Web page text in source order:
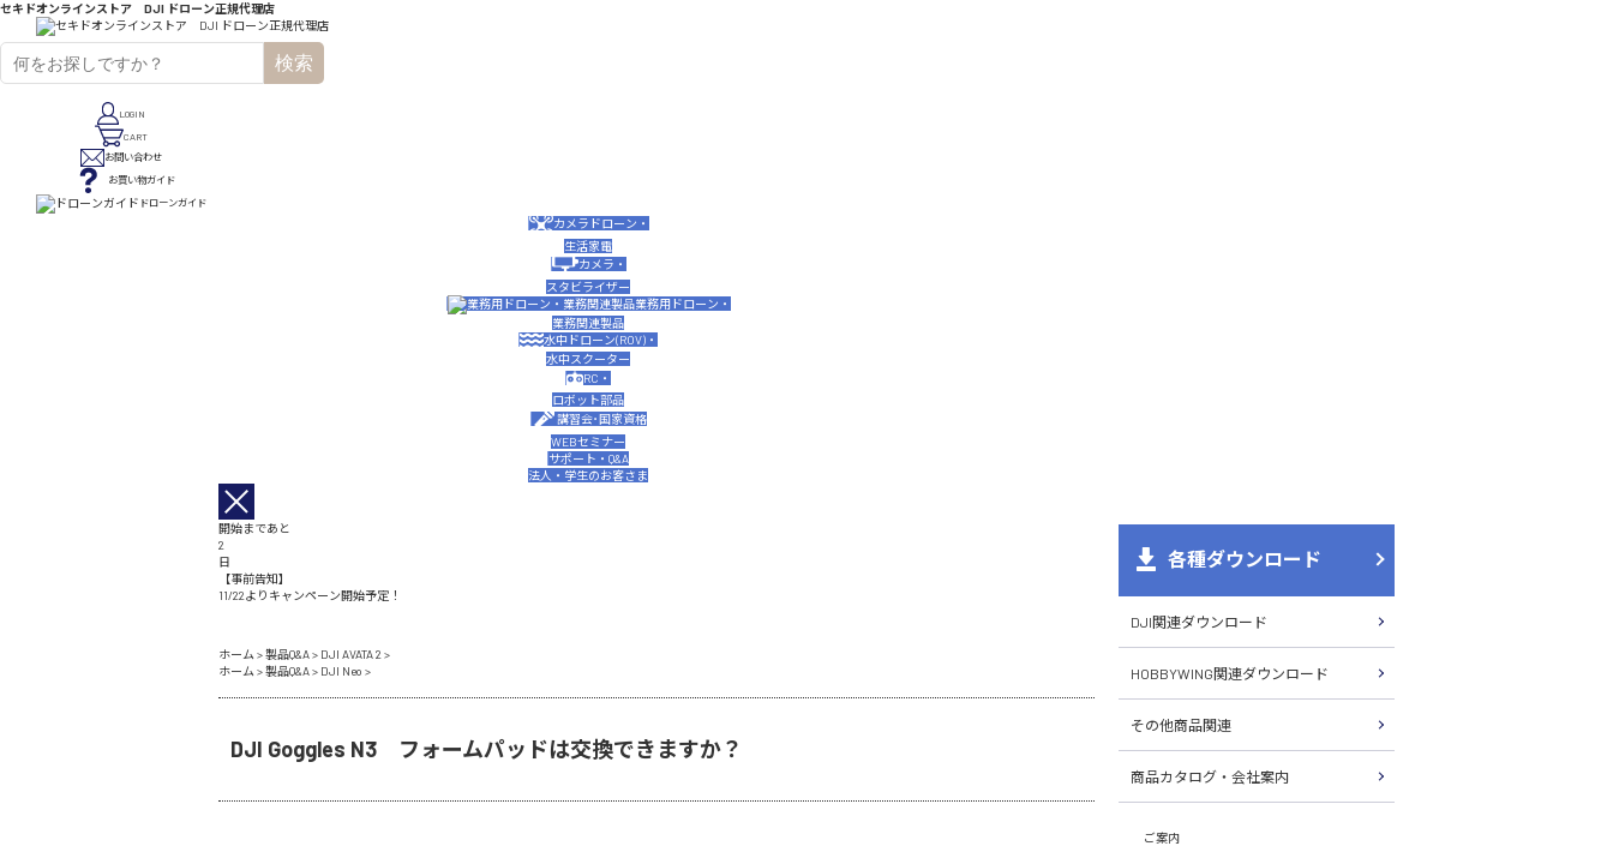
セキドオンラインストア DJI ドローン正規代理店
検索
LOGIN
CART
お問い合わせ
お買い物ガイド
ドローンガイド
カメラドローン・
生活家電
カメラ・
スタビライザー
業務用ドローン・
業務関連製品
水中ドローン(ROV)・
水中スクーター
RC・
ロボット部品
講習会･国家資格
WEBセミナー
サポート・Q&A
法人・学生のお客さま
各種ダウンロード
DJI関連ダウンロード
HOBBYWING関連ダウンロード
その他商品関連
商品カタログ・会社案内
ご案内
開始まであと
2
日
【事前告知】
11/22よりキャンペーン開始予定！
ホーム >製品Q&A> DJI AVATA 2 >
ホーム >製品Q&A> DJI Neo >
DJI Goggles N3 フォームパッドは交換できますか？